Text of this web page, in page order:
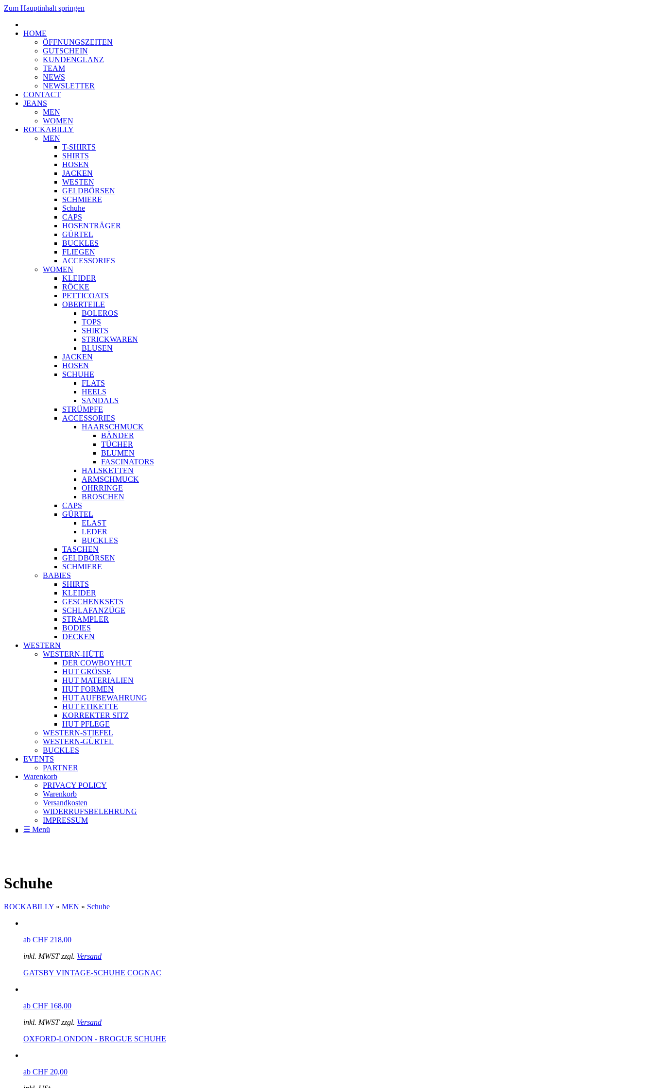
Zum Hauptinhalt springen
HOME
ÖFFNUNGSZEITEN
GUTSCHEIN
KUNDENGLANZ
TEAM
NEWS
NEWSLETTER
CONTACT
JEANS
MEN
WOMEN
ROCKABILLY
MEN
T-SHIRTS
SHIRTS
HOSEN
JACKEN
WESTEN
GELDBÖRSEN
SCHMIERE
Schuhe
CAPS
HOSENTRÄGER
GÜRTEL
BUCKLES
FLIEGEN
ACCESSORIES
WOMEN
KLEIDER
RÖCKE
PETTICOATS
OBERTEILE
BOLEROS
TOPS
SHIRTS
STRICKWAREN
BLUSEN
JACKEN
HOSEN
SCHUHE
FLATS
HEELS
SANDALS
STRÜMPFE
ACCESSORIES
HAARSCHMUCK
BÄNDER
TÜCHER
BLUMEN
FASCINATORS
HALSKETTEN
ARMSCHMUCK
OHRRINGE
BROSCHEN
CAPS
GÜRTEL
ELAST
LEDER
BUCKLES
TASCHEN
GELDBÖRSEN
SCHMIERE
BABIES
SHIRTS
KLEIDER
GESCHENKSETS
SCHLAFANZÜGE
STRAMPLER
BODIES
DECKEN
WESTERN
WESTERN-HÜTE
DER COWBOYHUT
HUT GRÖSSE
HUT MATERIALIEN
HUT FORMEN
HUT AUFBEWAHRUNG
HUT ETIKETTE
KORREKTER SITZ
HUT PFLEGE
WESTERN-STIEFEL
WESTERN-GÜRTEL
BUCKLES
EVENTS
PARTNER
Warenkorb
PRIVACY POLICY
Warenkorb
Versandkosten
WIDERRUFSBELEHRUNG
IMPRESSUM
☰ Menü
Schuhe
ROCKABILLY » MEN » Schuhe
ab CHF 218,00
inkl. MWST zzgl. Versand
GATSBY VINTAGE-SCHUHE COGNAC
ab CHF 168,00
inkl. MWST zzgl. Versand
OXFORD-LONDON - BROGUE SCHUHE
ab CHF 20,00